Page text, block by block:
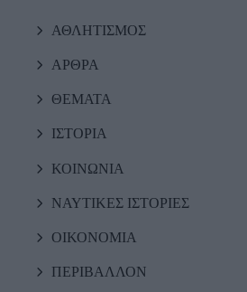
ΑΘΛΗΤΙΣΜΟΣ
ΑΡΘΡΑ
ΘΕΜΑΤΑ
ΙΣΤΟΡΙΑ
ΚΟΙΝΩΝΙΑ
ΝΑΥΤΙΚΕΣ ΙΣΤΟΡΙΕΣ
ΟΙΚΟΝΟΜΙΑ
ΠΕΡΙΒΑΛΛΟΝ